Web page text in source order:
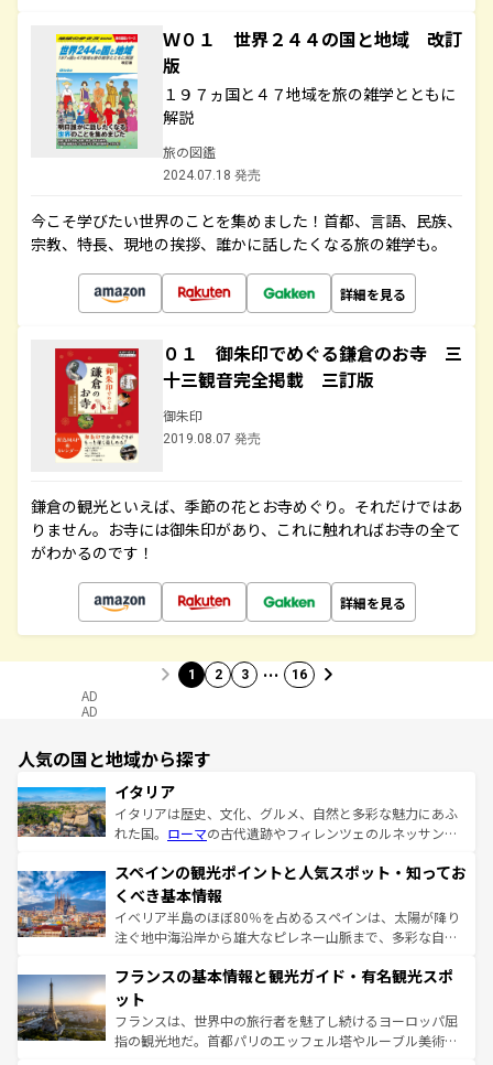
Ｗ０１ 世界２４４の国と地域 改訂
版
１９７ヵ国と４７地域を旅の雑学とともに
解説
旅の図鑑
2024.07.18 発売
今こそ学びたい世界のことを集めました！首都、言語、民族、
宗教、特長、現地の挨拶、誰かに話したくなる旅の雑学も。
詳細を見る
０１ 御朱印でめぐる鎌倉のお寺 三
十三観音完全掲載 三訂版
御朱印
2019.08.07 発売
鎌倉の観光といえば、季節の花とお寺めぐり。それだけではあ
りません。お寺には御朱印があり、これに触れればお寺の全て
がわかるのです！
詳細を見る
1 2 3 … 16
AD
AD
人気の国と地域から探す
イタリア
イタリアは歴史、文化、グルメ、自然と多彩な魅力にあふ
れた国。 ローマの古代遺跡やフィレンツェのルネッサンス
ろん、トスカーナの美しい田園風景やアマルフィ海岸の絶
景など、自然景観も見逃せない。観光の合間には、本場の
ピザやパスタなど、絶品のイタリア料理を堪能することも
できる。朝目覚めてから夜眠るまで、すべての瞬間を楽し
なお、新着のイタリア情報はコンテンツ一覧を参照してほ
しい。
スペインの観光ポイントと人気スポット・知ってお
くべき基本情報
イベリア半島のほぼ80％を占めるスペインは、太陽が降り
注ぐ地中海沿岸から雄大なピレネー山脈まで、多彩な自然
文化が根付くこの国では、情熱的なフラメンコ、熱気あふ
れる闘牛、そして美味しいタパスが生活の一部となってい
る。首都マドリードの洗練された雰囲気や、バルセロナの
アートに溢れた街角から、地方では古代ローマ遺跡や中世
フランスの基本情報と観光ガイド・有名観光スポ
ット
フランスは、世界中の旅行者を魅了し続けるヨーロッパ屈
指の観光地だ。首都パリのエッフェル塔やルーブル美術館